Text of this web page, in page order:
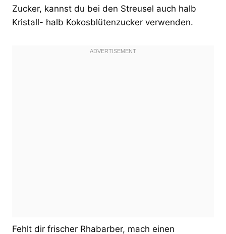
Zucker, kannst du bei den Streusel auch halb
Kristall- halb Kokosblütenzucker verwenden.
Fehlt dir frischer Rhabarber, mach einen